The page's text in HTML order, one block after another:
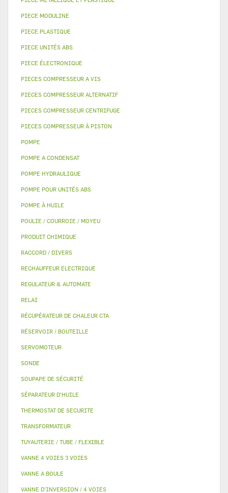
PIECE MODULINE
PIECE PLASTIQUE
PIECE UNITÉS ABS
PIECE ÉLECTRONIQUE
PIECES COMPRESSEUR A VIS
PIECES COMPRESSEUR ALTERNATIF
PIECES COMPRESSEUR CENTRIFUGE
PIECES COMPRESSEUR À PISTON
POMPE
POMPE A CONDENSAT
POMPE HYDRAULIQUE
POMPE POUR UNITÉS ABS
POMPE À HUILE
POULIE / COURROIE / MOYEU
PRODUIT CHIMIQUE
RACCORD / DIVERS
RECHAUFFEUR ELECTRIQUE
REGULATEUR & AUTOMATE
RELAI
RÉCUPÉRATEUR DE CHALEUR CTA
RÉSERVOIR / BOUTEILLE
SERVOMOTEUR
SONDE
SOUPAPE DE SÉCURITÉ
SÉPARATEUR D'HUILE
THERMOSTAT DE SECURITE
TRANSFORMATEUR
TUYAUTERIE / TUBE / FLEXIBLE
VANNE 4 VOIES 3 VOIES
VANNE A BOULE
VANNE D’INVERSION / 4 VOIES